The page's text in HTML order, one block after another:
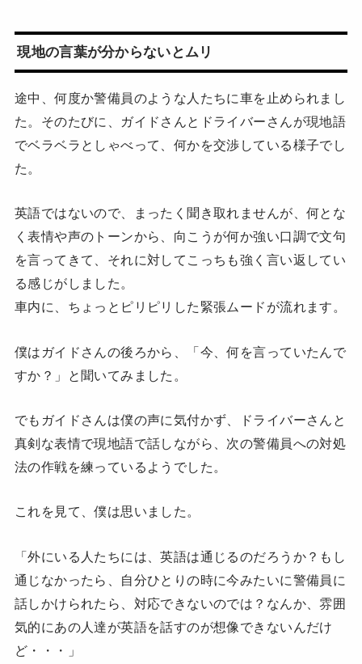
現地の言葉が分からないとムリ
途中、何度か警備員のような人たちに車を止められまし
た。そのたびに、ガイドさんとドライバーさんが現地語
でベラベラとしゃべって、何かを交渉している様子でし
た。
英語ではないので、まったく聞き取れませんが、何とな
く表情や声のトーンから、向こうが何か強い口調で文句
を言ってきて、それに対してこっちも強く言い返してい
る感じがしました。
車内に、ちょっとピリピリした緊張ムードが流れます。
僕はガイドさんの後ろから、「今、何を言っていたんで
すか？」と聞いてみました。
でもガイドさんは僕の声に気付かず、ドライバーさんと
真剣な表情で現地語で話しながら、次の警備員への対処
法の作戦を練っているようでした。
これを見て、僕は思いました。
「外にいる人たちには、英語は通じるのだろうか？もし
通じなかったら、自分ひとりの時に今みたいに警備員に
話しかけられたら、対応できないのでは？なんか、雰囲
気的にあの人達が英語を話すのが想像できないんだけ
ど・・・」